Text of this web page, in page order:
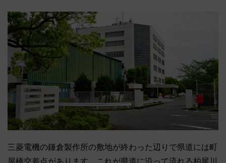
三菱電機の鎌倉製作所の敷地が終わった辺りで県道には町
屋橋交差点があります。これが県道に沿って流れる柏尾川